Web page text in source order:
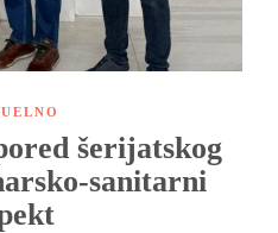
šerijatskog
sanitarni